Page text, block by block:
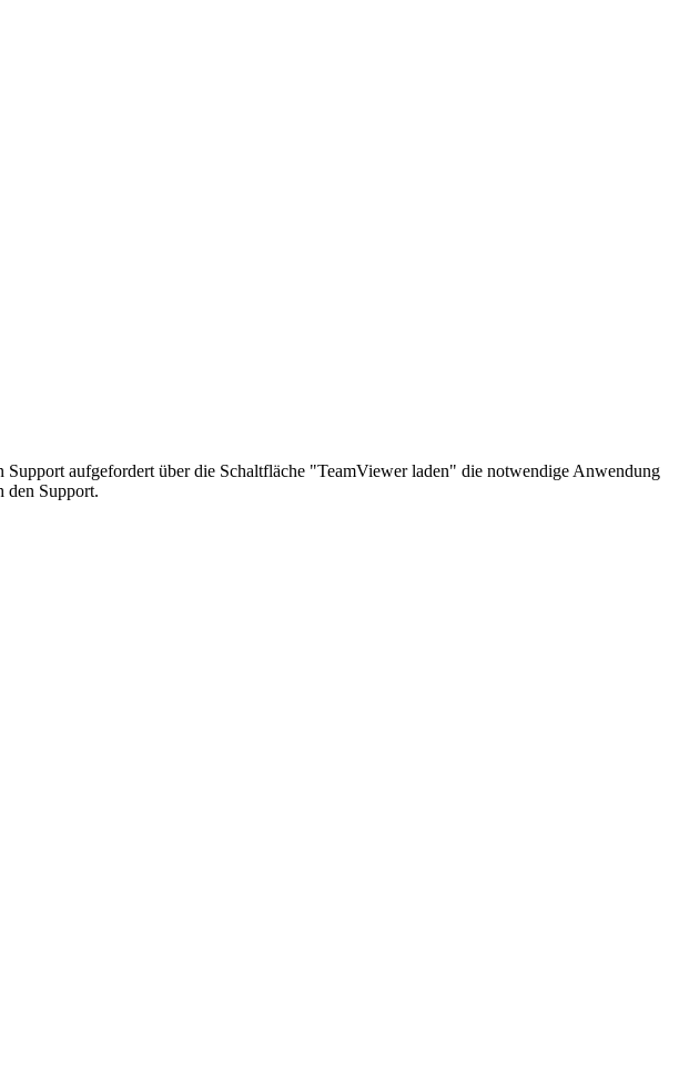
aufgefordert über die Schaltfläche "TeamViewer laden" die notwendige Anwendung
den Support.